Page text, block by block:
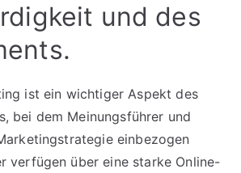
und des
ist ein wichtiger Aspekt des
bei dem Meinungsführer und
einbezogen
verfügen über eine starke Online-